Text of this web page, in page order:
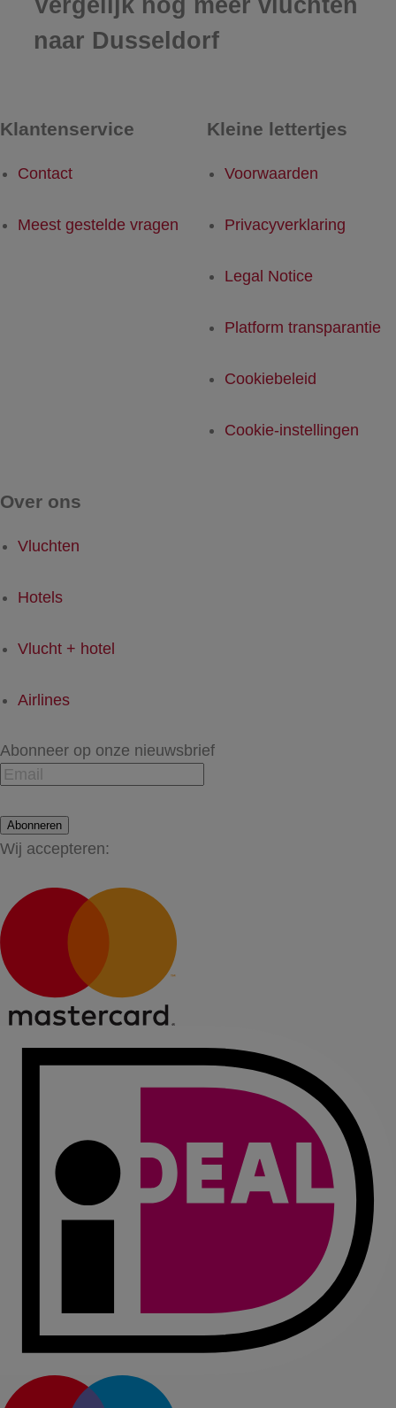
Vergelijk nog meer vluchten
naar Dusseldorf
Klantenservice
Contact
Meest gestelde vragen
Kleine lettertjes
Voorwaarden
Privacyverklaring
Legal Notice
Platform transparantie
Cookiebeleid
Cookie-instellingen
Over ons
Vluchten
Hotels
Vlucht + hotel
Airlines
Abonneer op onze nieuwsbrief
Abonneren
Wij accepteren: